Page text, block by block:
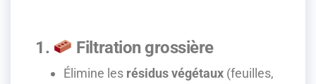
1. Filtration grossière
Élimine les résidus végétaux (feuilles,